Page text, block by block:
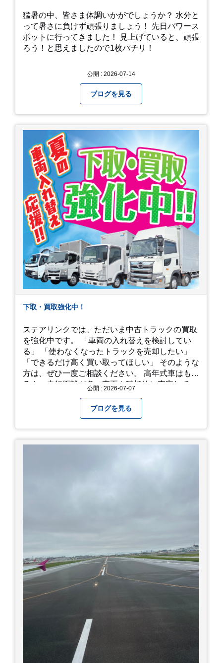
猛暑の中、皆さま体調いかがでしょうか？ 水分と
って暑さに負けず頑張りましょう！ 先日パワース
ポットに行ってきました！ 見上げていると、頑張
ろう！と思えましたので1枚パチリ！
公開 : 2026-07-14
ブログを見る
下取・買取強化中！
ステアリンクでは、ただいま中古トラックの買取
を強化中です。 「車両の入れ替えを検討してい
る」 「使わなくなったトラックを売却したい」
「できるだけ高く買い取ってほしい」 そのような
方は、ぜひ一度ご相談ください。 高年式車はもち
ろん、走行距離が多い車両も積極的に査定してい
ただいており、豊富な販売ネットワークを活かし
た高価買取が可能です。
公開 : 2026-07-07
ブログを見る